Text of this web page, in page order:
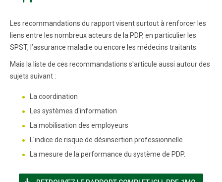
Les recommandations du rapport visent surtout à renforcer les
liens entre les nombreux acteurs de la PDP, en particulier les
SPST, l’assurance maladie ou encore les médecins traitants.
Mais la liste de ces recommandations s'articule aussi autour des
sujets suivant :
La coordination
Les systèmes d'information
La mobilisation des employeurs
L'indice de risque de désinsertion professionnelle
La mesure de la performance du système de PDP.